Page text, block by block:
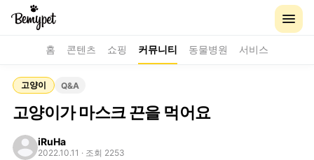
홈 콘텐츠 쇼핑 커뮤니티 동물병원 서비스
고양이 Q&A
고양이가 마스크 끈을 먹어요
iRuHa
2022.10.11 · 조회 2253